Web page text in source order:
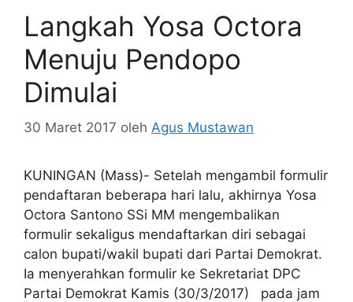
Langkah Yosa Octora
Menuju Pendopo
Dimulai
30 Maret 2017 oleh Agus Mustawan
KUNINGAN (Mass)- Setelah mengambil formulir
pendaftaran beberapa hari lalu, akhirnya Yosa
Octora Santono SSi MM mengembalikan
formulir sekaligus mendaftarkan diri sebagai
calon bupati/wakil bupati dari Partai Demokrat.
Ia menyerahkan formulir ke Sekretariat DPC
Partai Demokrat Kamis (30/3/2017) pada jam